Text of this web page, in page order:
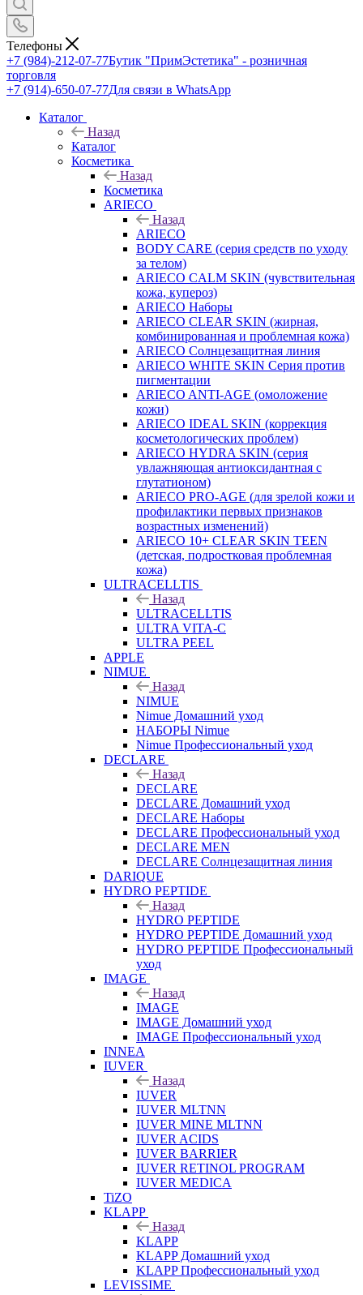
Телефоны
+7 (984)-212-07-77Бутик "ПримЭстетика" - розничная
торговля
+7 (914)-650-07-77Для связи в WhatsApp
Каталог
Назад
Каталог
Косметика
Назад
Косметика
ARIECO
Назад
ARIECO
BODY CARE (серия средств по уходу
за телом)
ARIECO CALM SKIN (чувствительная
кожа, купероз)
ARIECO Наборы
ARIECO CLEAR SKIN (жирная,
комбинированная и проблемная кожа)
ARIECO Солнцезащитная линия
ARIECO WHITE SKIN Серия против
пигментации
ARIECO ANTI-AGE (омоложение
кожи)
ARIECO IDEAL SKIN (коррекция
косметологических проблем)
ARIECO HYDRA SKIN (серия
увлажняющая антиоксидантная с
глутатионом)
ARIECO PRO-AGE (для зрелой кожи и
профилактики первых признаков
возрастных изменений)
ARIECO 10+ CLEAR SKIN TEEN
(детская, подростковая проблемная
кожа)
ULTRACELLTIS
Назад
ULTRACELLTIS
ULTRA VITA-C
ULTRA PEEL
APPLE
NIMUE
Назад
NIMUE
Nimue Домашний уход
НАБОРЫ Nimue
Nimue Профессиональный уход
DECLARE
Назад
DECLARE
DECLARE Домашний уход
DECLARE Наборы
DECLARE Профессиональный уход
DECLARE MEN
DECLARE Солнцезащитная линия
DARIQUE
HYDRO PEPTIDE
Назад
HYDRO PEPTIDE
HYDRO PEPTIDE Домашний уход
HYDRO PEPTIDE Профессиональный
уход
IMAGE
Назад
IMAGE
IMAGE Домашний уход
IMAGE Профессиональный уход
INNEA
IUVER
Назад
IUVER
IUVER MLTNN
IUVER MINE MLTNN
IUVER ACIDS
IUVER BARRIER
IUVER RETINOL PROGRAM
IUVER MEDICA
TiZO
KLAPP
Назад
KLAPP
KLAPP Домашний уход
KLAPP Профессиональный уход
LEVISSIME